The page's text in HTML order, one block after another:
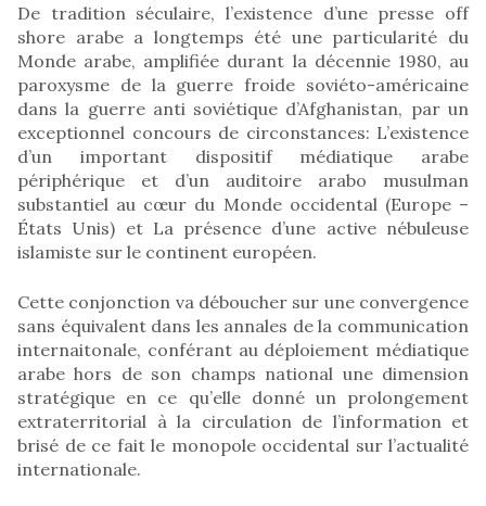
De tradition séculaire, l’existence d’une presse off
shore arabe a longtemps été une particularité du
Monde arabe, amplifiée durant la décennie 1980, au
paroxysme de la guerre froide soviéto-américaine
dans la guerre anti soviétique d’Afghanistan, par un
exceptionnel concours de circonstances: L’existence
d’un important dispositif médiatique arabe
périphérique et d’un auditoire arabo musulman
substantiel au cœur du Monde occidental (Europe –
États Unis) et La présence d’une active nébuleuse
islamiste sur le continent européen.
Cette conjonction va déboucher sur une convergence
sans équivalent dans les annales de la communication
internaitonale, conférant au déploiement médiatique
arabe hors de son champs national une dimension
stratégique en ce qu’elle donné un prolongement
extraterritorial à la circulation de l’information et
brisé de ce fait le monopole occidental sur l’actualité
internationale.